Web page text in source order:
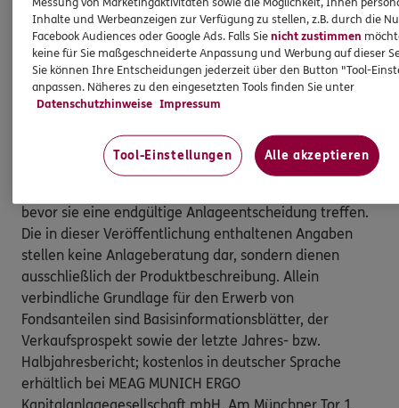
Kaufkraft im Vergleich zu 100 Euro im Jahr 2023
Angenommene Preisentwicklung bei 6%-iger
Inflation
Dies ist eine Marketinganzeige der ERGO Group AG und
dient Werbezwecken. Bitte lesen Sie den
bevor sie eine endgültige Anlageentscheidung treffen.
Die in dieser Veröffentlichung enthaltenen Angaben
stellen keine Anlageberatung dar, sondern dienen
ausschließlich der Produktbeschreibung. Allein
verbindliche Grundlage für den Erwerb von
Fondsanteilen sind Basisinformationsblätter, der
Verkaufsprospekt sowie der letzte Jahres- bzw.
Halbjahresbericht; kostenlos in deutscher Sprache
erhältlich bei MEAG MUNICH ERGO
Inhalte und Werbeanzeigen zur Verfügung zu stellen, z.B. durch die
Facebook Audiences oder Google Ads. Falls Sienicht zustimmen
keine für Sie maßgeschneiderte Anpassung und Werbung auf dieser
Sie können Ihre Entscheidungen jederzeit über den Button "Tool-
anpassen. Näheres zu den eingesetzten Tools finden Sie unter
Datenschutzhinweise Impressum
Tool-Einstellungen Alle akzeptieren